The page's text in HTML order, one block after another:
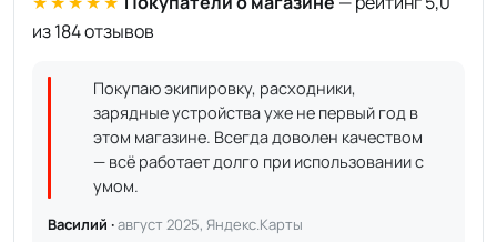
из 184 отзывов
Покупаю экипировку, расходники,
зарядные устройства уже не первый год в
этом магазине. Всегда доволен качеством
— всё работает долго при использовании с
умом.
Василий ·август 2025, Яндекс.Карты